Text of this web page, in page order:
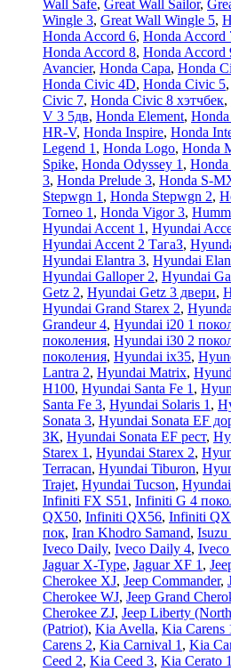
Wall Safe, Great Wall Sailor,
Wingle 3, Great Wall Wingle 5,
Honda Accord 6, Honda Accord
Honda Accord 8, Honda Accord
Avancier, Honda Capa, Honda
Honda Civic 4D, Honda Civic 5,
Civic 7, Honda Civic 8 хэтчбек,
V 3 5дв, Honda Element, Honda
HR-V, Honda Inspire, Honda
Legend 1 , Honda Logo, Honda
Spike, Honda Odyssey 1 , Honda
3, Honda Prelude 3, Honda S-
Stepwgn 1 , Honda Stepwgn 2,
Torneo 1 , Honda Vigor 3,
Hyundai Accent 1 , Hyundai
Hyundai Accent 2 ТагаЗ,
Hyundai Elantra 3, Hyundai
Hyundai Galloper 2, Hyundai
Getz 2, Hyundai Getz 3 двери,
Hyundai Grand Starex 2,
Grandeur 4, Hyundai i20 1
поколения, Hyundai i30 2
поколения, Hyundai ix35,
Lantra 2, Hyundai Matrix,
H100, Hyundai Santa Fe 1 ,
Santa Fe 3, Hyundai Solaris 1 ,
Sonata 3, Hyundai Sonata EF
ЗК, Hyundai Sonata EF рест,
Starex 1 , Hyundai Starex 2,
Terracan, Hyundai Tiburon,
Trajet, Hyundai Tucson,
Infiniti FX S51 , Infiniti G 4
QX50, Infiniti QX56, Infiniti
пок, Iran Khodro Samand, Isuzu
Iveco Daily, Iveco Daily 4,
Jaguar X-Type, Jaguar XF 1 ,
Cherokee XJ, Jeep Commander,
Cherokee WJ, Jeep Grand
Cherokee ZJ, Jeep Liberty
(Patriot), Kia Avella, Kia Carens
Carens 2, Kia Carnival 1 , Kia
Ceed 2, Kia Ceed 3, Kia Cerato 1